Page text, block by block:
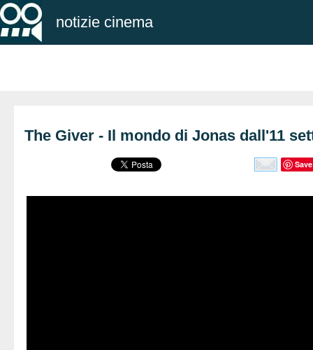
notizie cinema
The Giver - Il mondo di Jonas dall'11
Save